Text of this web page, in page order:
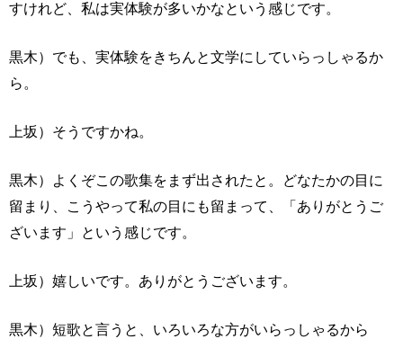
すけれど、私は実体験が多いかなという感じです。
黒木）でも、実体験をきちんと文学にしていらっしゃるか
ら。
上坂）そうですかね。
黒木）よくぞこの歌集をまず出されたと。どなたかの目に
留まり、こうやって私の目にも留まって、「ありがとうご
ざいます」という感じです。
上坂）嬉しいです。ありがとうございます。
黒木）短歌と言うと、いろいろな方がいらっしゃるから